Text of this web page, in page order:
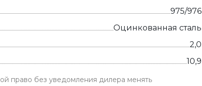
975/976
Оцинкованная сталь
2,0
10,9
право без уведомления дилера менять